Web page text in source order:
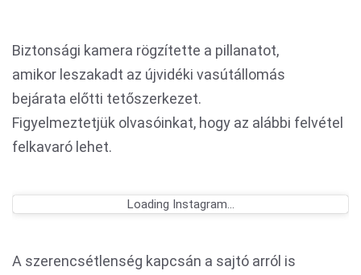
Biztonsági kamera rögzítette a pillanatot,
amikor leszakadt az újvidéki vasútállomás
bejárata előtti tetőszerkezet.
Figyelmeztetjük olvasóinkat, hogy az alábbi felvétel
felkavaró lehet.
Loading Instagram...
A szerencsétlenség kapcsán a sajtó arról is